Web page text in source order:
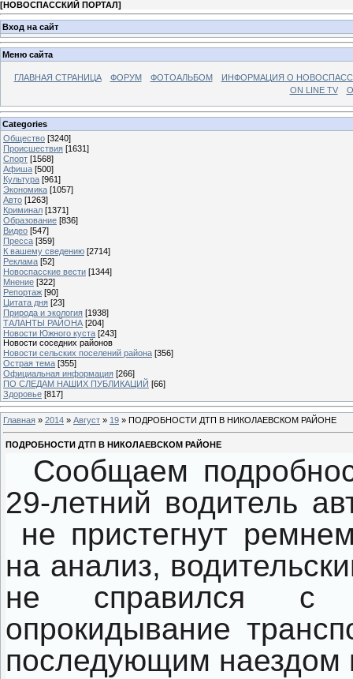
[НОВОСПАССКИЙ ПОРТАЛ]
Вход на сайт
Меню сайта
ГЛАВНАЯ СТРАНИЦА ФОРУМ ФОТОАЛЬБОМ
ИНФОРМАЦИЯ О
ON LINE TV
Categories
Общество [3240]
Происшествия [1631]
Спорт [1568]
Афиша [500]
Культура [961]
Экономика [1057]
Авто [1263]
Криминал [1371]
Образование [836]
Видео [547]
Пресса [359]
К вашему сведению [2714]
Реклама [52]
Новоспасские вести [1344]
Мнение [322]
Репортаж [90]
Цитата дня [23]
Природа и экология [1938]
ТАЛАНТЫ РАЙОНА [204]
Новости Южного куста [243]
Новости соседних районов
Новости сельских поселений района [356]
Острая тема [355]
Официальная информация [266]
ПО СЛЕДАМ НАШИХ ПУБЛИКАЦИЙ [66]
Здоровье [817]
Главная » 2014 » Август » 19 » ПОДРОБНОСТИ ДТП В НИКОЛАЕВСКОМ РАЙОНЕ
ПОДРОБНОСТИ ДТП В НИКОЛАЕВСКОМ РАЙОНЕ
Сообщаем
29-летний водитель
не пристегнут
на анализ,
не справился с
опрокидывание
последующим наездом